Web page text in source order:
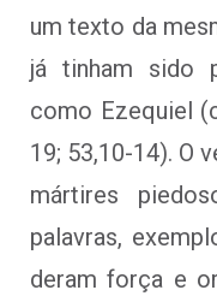
um texto da
já tinham sido
como Ezequiel
19; 53,10-14). O
mártires
palavras,
deram força e